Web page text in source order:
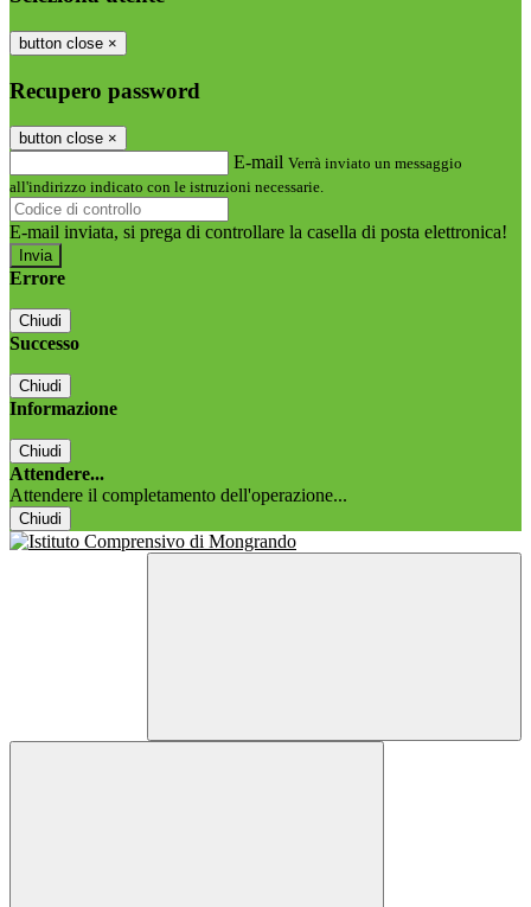
button close ×
Recupero password
button close ×
E-mail Verrà inviato un messaggio
all'indirizzo indicato con le istruzioni necessarie.
E-mail inviata, si prega di controllare la casella di posta elettronica!
Errore
Chiudi
Successo
Chiudi
Informazione
Chiudi
Attendere...
Attendere il completamento dell'operazione...
Chiudi